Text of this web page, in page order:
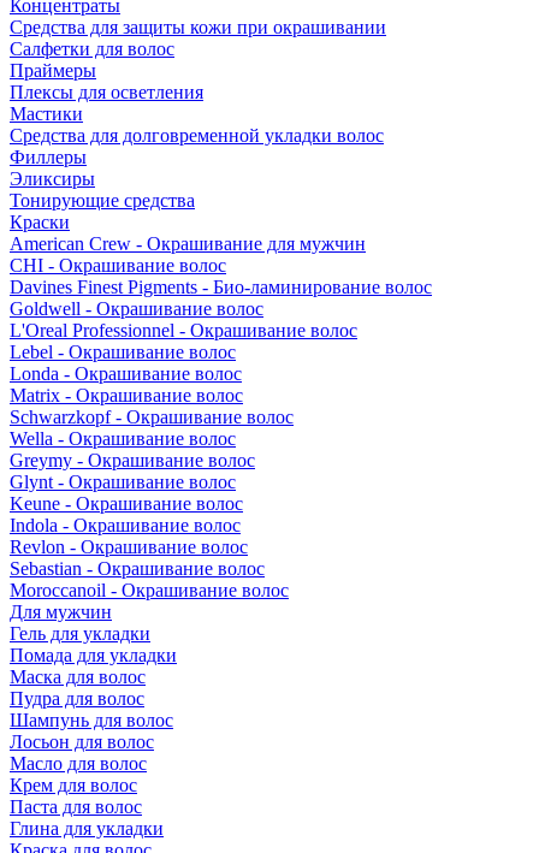
Концентраты
Средства для защиты кожи при окрашивании
Салфетки для волос
Праймеры
Плексы для осветления
Мастики
Средства для долговременной укладки волос
Филлеры
Эликсиры
Тонирующие средства
Краски
American Crew - Окрашивание для мужчин
CHI - Окрашивание волос
Davines Finest Pigments - Био-ламинирование волос
Goldwell - Окрашивание волос
L'Oreal Professionnel - Окрашивание волос
Lebel - Окрашивание волос
Londa - Окрашивание волос
Matrix - Окрашивание волос
Schwarzkopf - Окрашивание волос
Wella - Окрашивание волос
Greymy - Окрашивание волос
Glynt - Окрашивание волос
Keune - Окрашивание волос
Indola - Окрашивание волос
Revlon - Окрашивание волос
Sebastian - Окрашивание волос
Moroccanoil - Окрашивание волос
Для мужчин
Гель для укладки
Помада для укладки
Маска для волос
Пудра для волос
Шампунь для волос
Лосьон для волос
Масло для волос
Крем для волос
Паста для волос
Глина для укладки